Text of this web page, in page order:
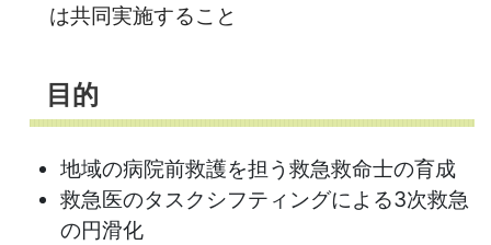
は共同実施すること
目的
地域の病院前救護を担う救急救命士の育成
救急医のタスクシフティングによる3次救急
の円滑化